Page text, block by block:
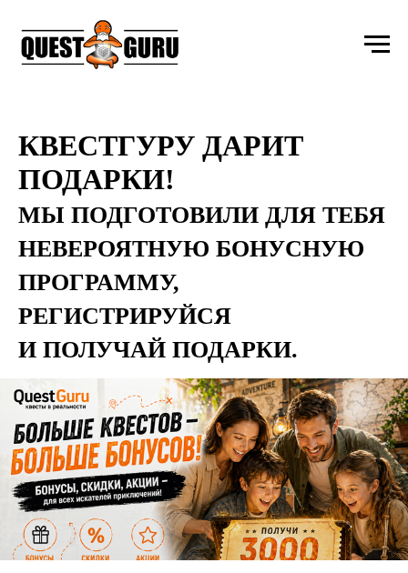
КВЕСТГУРУ ДАРИТ
ПОДАРКИ!
МЫ ПОДГОТОВИЛИ ДЛЯ ТЕБЯ
НЕВЕРОЯТНУЮ БОНУСНУЮ
ПРОГРАММУ,
РЕГИСТРИРУЙСЯ
И ПОЛУЧАЙ ПОДАРКИ.